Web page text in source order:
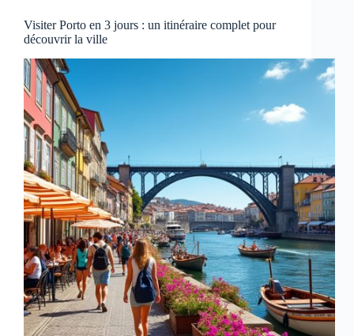
Visiter Porto en 3 jours : un itinéraire complet pour
découvrir la ville